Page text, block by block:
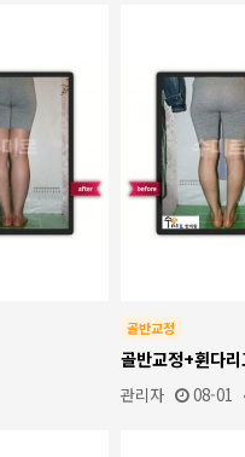
골반교정
골반교정+휜다
관리자 08-01